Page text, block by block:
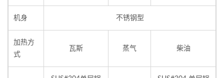
机身 不锈钢型
加热方
式
瓦斯 蒸气 柴油